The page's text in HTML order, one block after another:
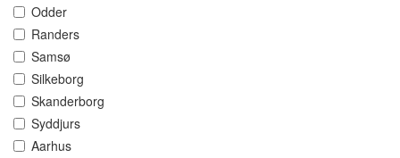
Odder
Randers
Samsø
Silkeborg
Skanderborg
Syddjurs
Aarhus